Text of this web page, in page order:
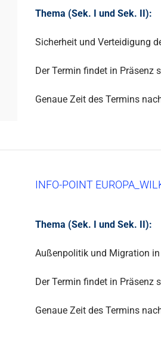
Thema (Sek. I und Sek. II):
Sicherheit und Verteidigung
Der Termin findet in Präsenz
Genaue Zeit des Termins
INFO-POINT
Thema (Sek. I und Sek. II):
Außenpolitik und Migration in
Der Termin findet in Präsenz
Genaue Zeit des Termins